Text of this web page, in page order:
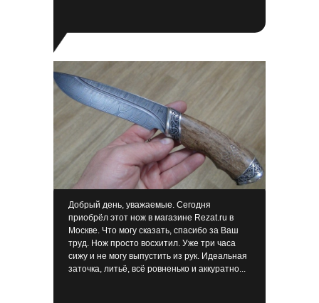
Добрый день, уважаемые. Сегодня
приобрёл этот нож в магазине Rezat.ru в
Москве. Что могу сказать, спасибо за Ваш
труд. Нож просто восхитил. Уже три часа
сижу и не могу выпустить из рук. Идеальная
заточка, литьё, всё ровненько и аккуратно...